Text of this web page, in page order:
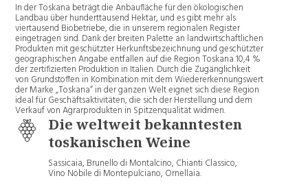
In der Toskana beträgt die Anbaufläche für den ökologischen
Landbau über hunderttausend Hektar, und es gibt mehr als
viertausend Biobetriebe, die in unserem regionalen Register
eingetragen sind. Dank der breiten Palette an landwirtschaftlichen
Produkten mit geschützter Herkunftsbezeichnung und geschützter
geographischen Angabe entfallen auf die Region Toskana 10,4 %
der zertifizierten Produktion in Italien. Durch die Zugänglichkeit
von Grundstoffen in Kombination mit dem Wiedererkennungswert
der Marke „Toskana“ in der ganzen Welt eignet sich diese Region
ideal für Geschäftsaktivitäten, die sich der Herstellung und dem
Verkauf von Agrarprodukten in Spitzenqualität widmen.
Die weltweit bekanntesten
toskanischen Weine
Sassicaia, Brunello di Montalcino, Chianti Classico,
Vino Nobile di Montepulciano, Ornellaia.